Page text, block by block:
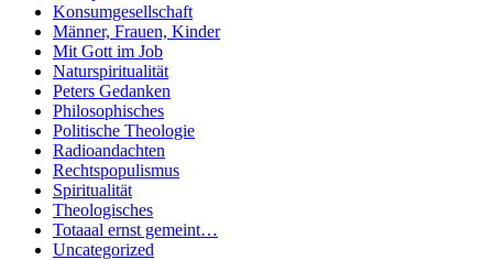
Konsumgesellschaft
Männer, Frauen, Kinder
Mit Gott im Job
Naturspiritualität
Peters Gedanken
Philosophisches
Politische Theologie
Radioandachten
Rechtspopulismus
Spiritualität
Theologisches
Totaaal ernst gemeint…
Uncategorized